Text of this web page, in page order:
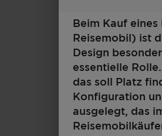
Beim Kauf
Reisemobil) ist
Design
essentielle
das soll Platz
Konfiguration
ausgelegt, das